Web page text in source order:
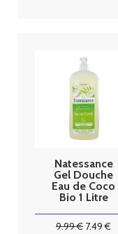
Natessance
Gel Douche
Eau de Coco
Bio 1 Litre
9.99€ 7.49 €